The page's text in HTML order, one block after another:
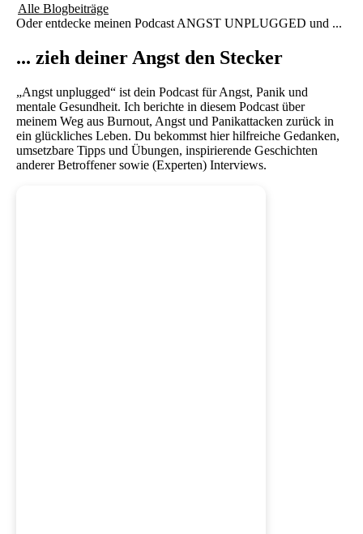
Alle Blogbeiträge
Oder entdecke meinen Podcast ANGST UNPLUGGED und ...
... zieh deiner Angst den Stecker
„Angst unplugged“ ist dein Podcast für Angst, Panik und
mentale Gesundheit. Ich berichte in diesem Podcast über
meinem Weg aus Burnout, Angst und Panikattacken zurück in
ein glückliches Leben. Du bekommst hier hilfreiche Gedanken,
umsetzbare Tipps und Übungen, inspirierende Geschichten
anderer Betroffener sowie (Experten) Interviews.